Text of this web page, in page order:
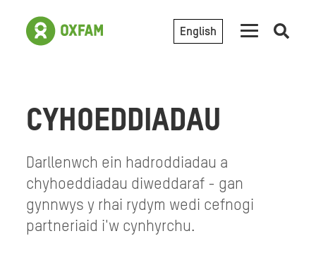
English
CYHOEDDIADAU
Darllenwch ein hadroddiadau a
chyhoeddiadau diweddaraf - gan
gynnwys y rhai rydym wedi cefnogi
partneriaid i'w cynhyrchu.